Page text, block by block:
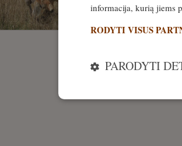
Išskirtinis 24.
informacija, kurią jiems
RODYTI VISUS
PARODYTI